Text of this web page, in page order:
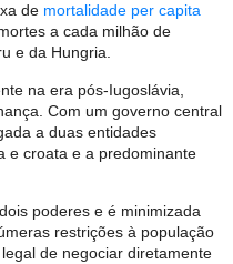
de mortalidade per capita
a cada milhão de
e da Hungria.
na era pós-Iugoslávia,
Com um governo central
a duas entidades
e croata e a predominante
poderes e é minimizada
restrições à população
de negociar diretamente